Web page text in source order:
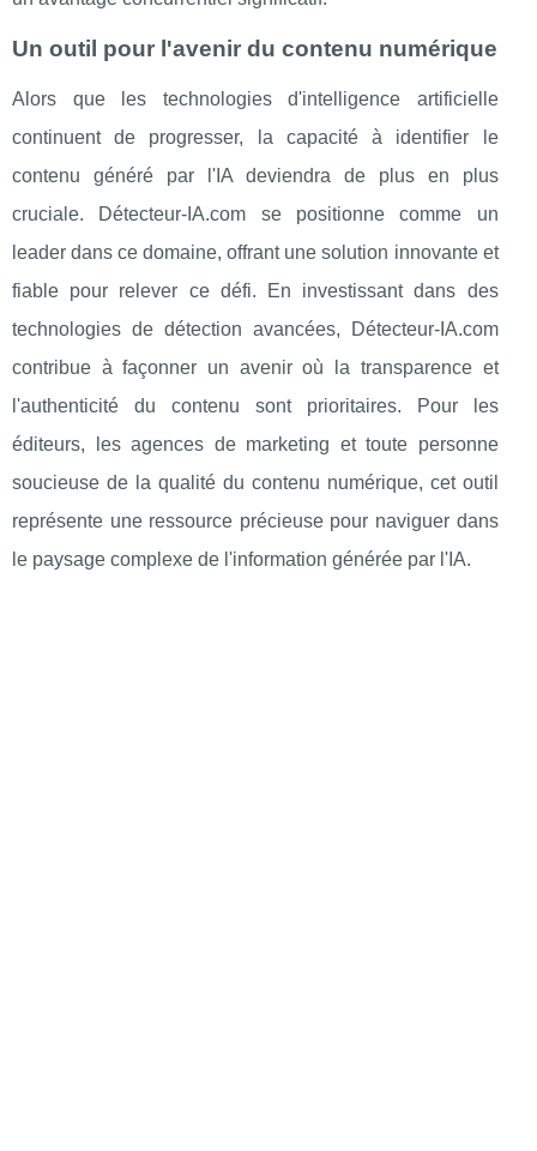
Un outil pour l'avenir du contenu numérique
Alors que les technologies d'intelligence artificielle
continuent de progresser, la capacité à identifier le
contenu généré par l'IA deviendra de plus en plus
cruciale. Détecteur-IA.com se positionne comme un
leader dans ce domaine, offrant une solution innovante et
fiable pour relever ce défi. En investissant dans des
technologies de détection avancées, Détecteur-IA.com
contribue à façonner un avenir où la transparence et
l'authenticité du contenu sont prioritaires. Pour les
éditeurs, les agences de marketing et toute personne
soucieuse de la qualité du contenu numérique, cet outil
représente une ressource précieuse pour naviguer dans
le paysage complexe de l'information générée par l'IA.